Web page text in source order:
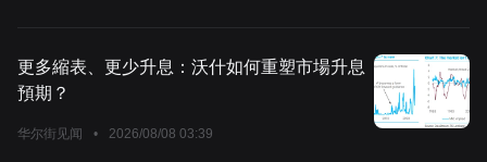
更多縮表、更少升息：沃什如何重塑市場升息
預期？
华尔街见闻 • 2026/08/08 03:39